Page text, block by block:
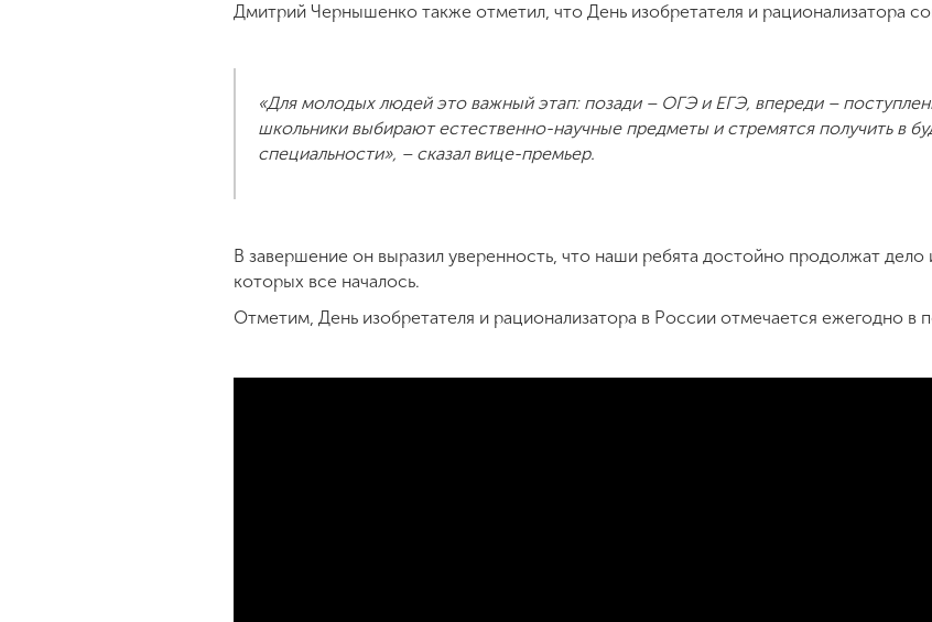
Дмитрий Чернышенко также отметил, что День изобретателя и рационализатора
«Для молодых людей это важный этап: позади – ОГЭ и ЕГЭ, впереди –
школьники выбирают естественно-научные предметы и стремятся получить в
специальности», – сказал вице-премьер.
В завершение он выразил уверенность, что наши ребята достойно продолжат дело
которых все началось.
Отметим, День изобретателя и рационализатора в России отмечается ежегодно